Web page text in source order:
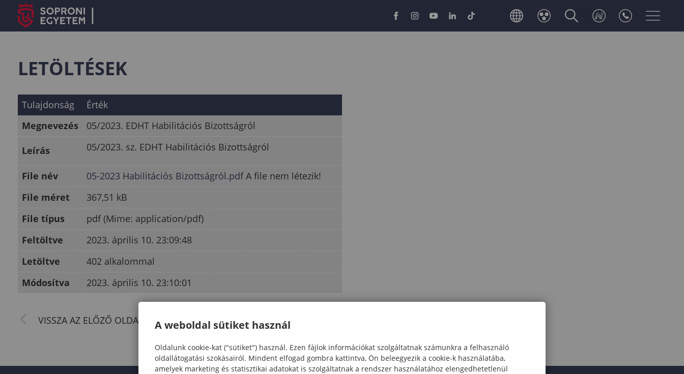
LETÖLTÉSEK
Tulajdonság
Érték
Megnevezés
05/2023. EDHT Habilitációs Bizottságról
Leírás 05/2023. sz. EDHT Habilitációs Bizottságról
File név 05-2023 Habilitációs Bizottságról.pdf A file nem létezik!
File méret
367,51 kB
File típus
pdf (Mime: application/pdf)
Feltöltve
2023. április 10. 23:09:48
Letöltve
402 alkalommal
Módosítva
2023. április 10. 23:10:01
A weboldal sütiket használ
Oldalunk cookie-kat ("sütiket") használ. Ezen fájlok információkat szolgáltatnak számunkra a felhasználó
oldallátogatási szokásairól. Mindent elfogad gombra kattintva, Ön beleegyezik a cookie-k használatába,
amelyek marketing és statisztikai adatokat is szolgáltatnak a rendszer használatához elengedhetetlenül